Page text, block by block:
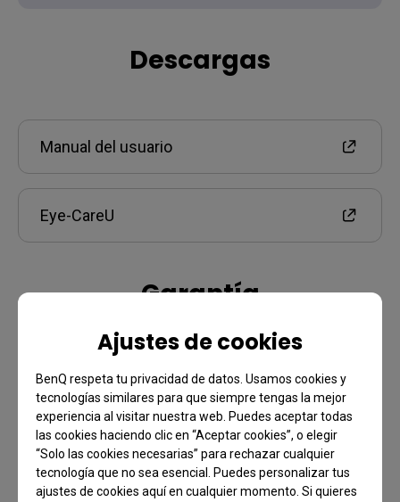
Ajustes de cookies
BenQ respeta tu privacidad de datos. Usamos cookies y
tecnologías similares para que siempre tengas la mejor
experiencia al visitar nuestra web. Puedes aceptar todas
las cookies haciendo clic en “Aceptar cookies”, o elegir
“Solo las cookies necesarias” para rechazar cualquier
tecnología que no sea esencial. Puedes personalizar tus
ajustes de cookies aquí en cualquier momento. Si quieres
Descargas
Manual del usuario
Eye-CareU
Garantía
Información sobre la garantía